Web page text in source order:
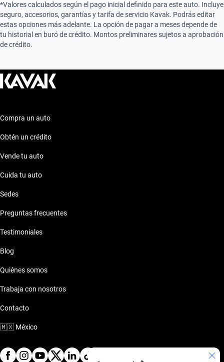
*Valores calculados según el pago inicial definido para este auto. Incluye
seguro, accesorios, garantías y tarifa de servicio Kavak. Podrás editar
estas opciones más adelante. La opción de pagar a meses depende de
tu historial en buró de crédito. Montos preliminares sujetos a aprobación
de crédito.
Compra un auto
Obtén un crédito
Vende tu auto
Cuida tu auto
Sedes
Preguntas frecuentes
Testimoniales
Blog
Quiénes somos
Trabaja con nosotros
Contacto
🇲🇽 México